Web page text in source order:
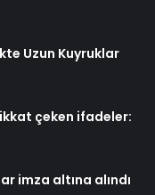
Uzun Kuyruklar
çeken ifadeler:
imza altına alındı